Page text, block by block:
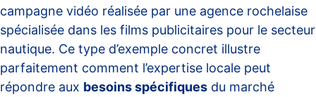
campagne vidéo réalisée par une agence rochelaise
spécialisée dans les films publicitaires pour le secteur
nautique. Ce type d’exemple concret illustre
parfaitement comment l’expertise locale peut
répondre aux besoins spécifiques du marché